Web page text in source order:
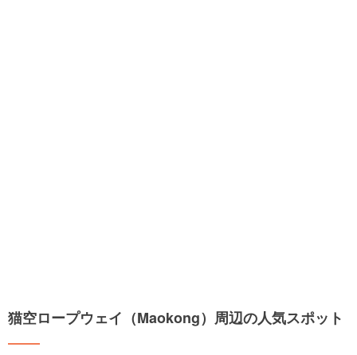
猫空ロープウェイ（Maokong）周辺の人気スポット